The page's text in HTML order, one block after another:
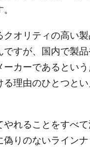
クオリティの高い製
ですが、国内で製
ーカーであるとい
る理由のひとつとい
やれることをすべて
偽りのないライン